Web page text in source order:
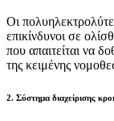
Οι
επικίνδυνοι σε
που απαιτείται να
της κειμένης
2. Σύστημα διαχείρισης